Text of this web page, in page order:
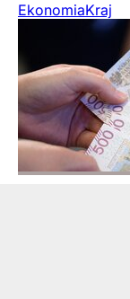
EkonomiaKraj